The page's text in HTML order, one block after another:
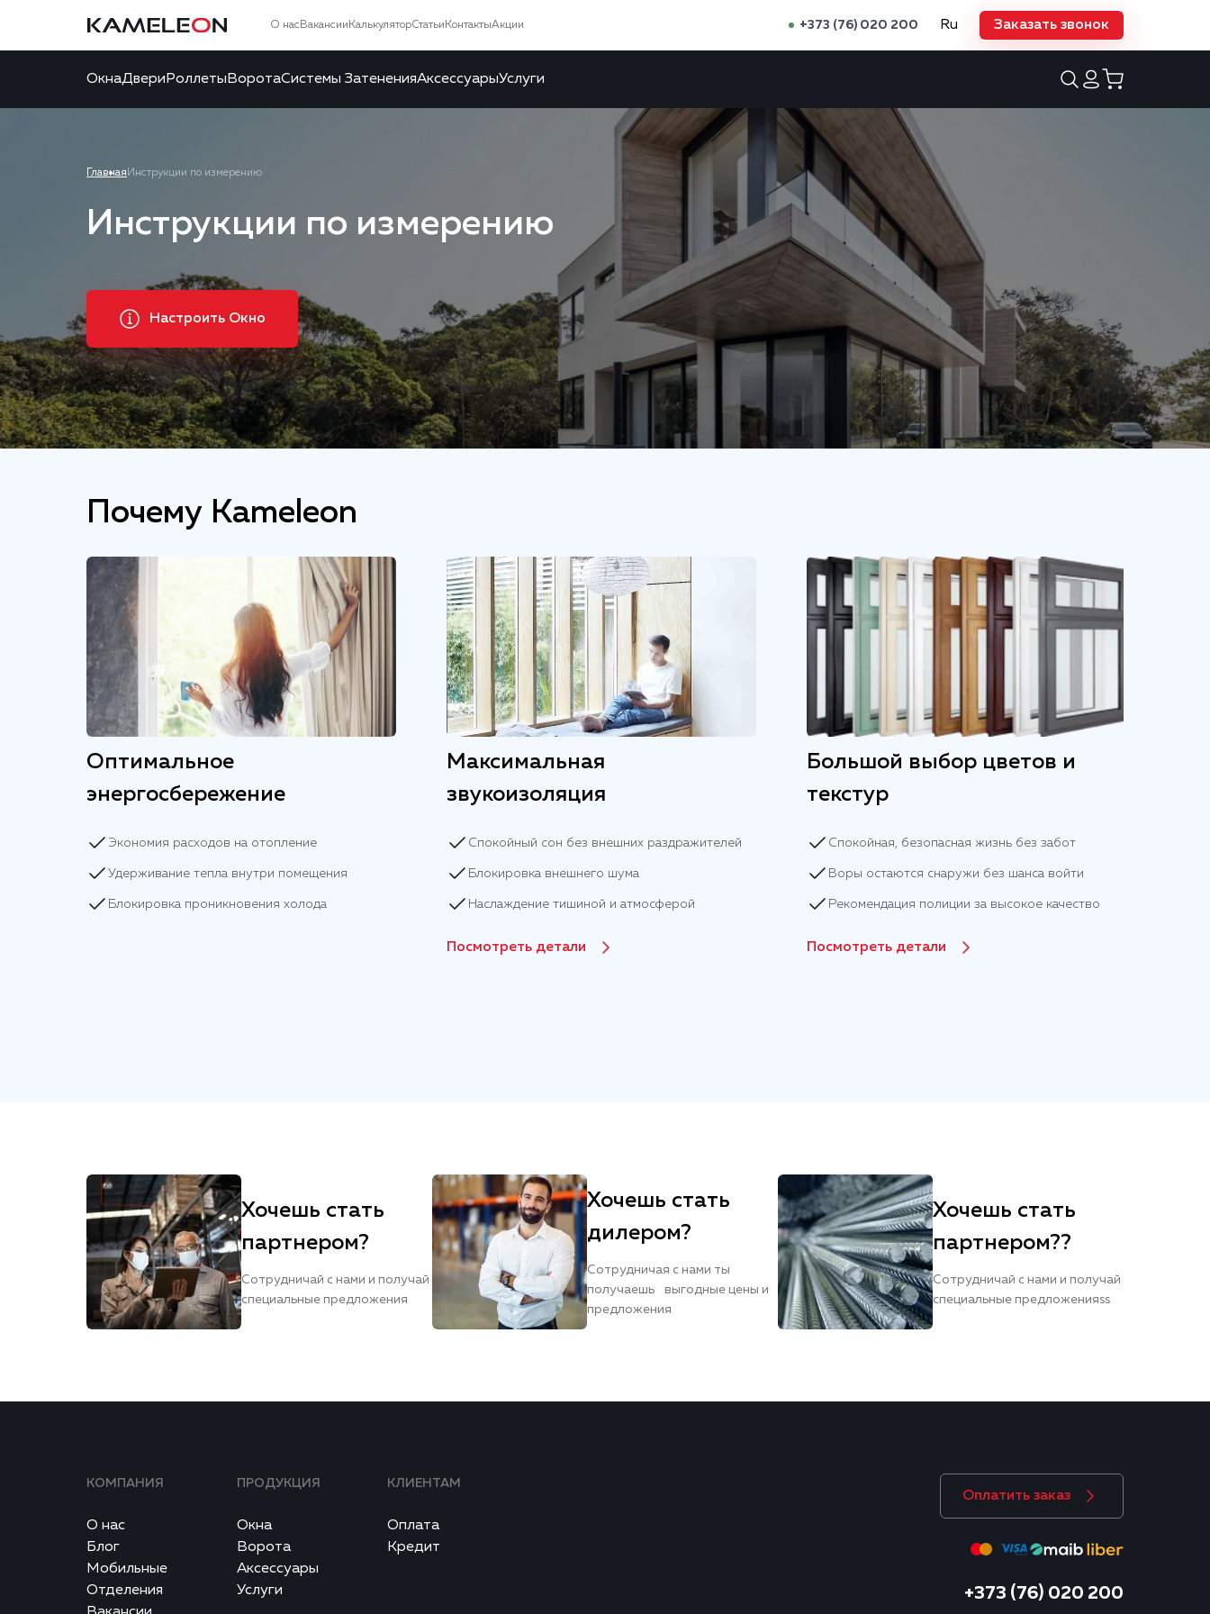
О нас Вакансии КалькуляторСтатьи КонтактыАкции +373 (76) 020 200 Ru Заказать звонок
ОкнаДвери Роллеты ВоротаСистемы ЗатененияАксессуарыУслуги
Главная Инструкции по измерению
Инструкции по измерению
Настроить Окно
Почему Kameleon
Оптимальное
энергосбережение
Экономия расходов на отопление
Удерживание тепла внутри помещения
Блокировка проникновения холода
Максимальная
звукоизоляция
Спокойный сон без внешних раздражителей
Блокировка внешнего шума
Наслаждение тишиной и атмосферой
Посмотреть детали
Большой выбор цветов и
текстур
Спокойная, безопасная жизнь без забот
Воры остаются снаружи без шанса войти
Рекомендация полиции за высокое качество
Посмотреть детали
Хочешь стать
партнером?
Сотрудничай с нами и получай
специальные предложения
Хочешь стать
дилером?
Сотрудничая с нами ты
получаешь выгодные цены и
предложения
Хочешь стать
партнером??
Сотрудничай с нами и получай
специальные предложенияss
КОМПАНИЯ
О нас
Блог
Мобильные
Отделения
ПРОДУКЦИЯ
Окна
Ворота
Аксессуары
Услуги
КЛИЕНТАМ
Оплата
Кредит
Оплатить заказ
+373 (76) 020 200